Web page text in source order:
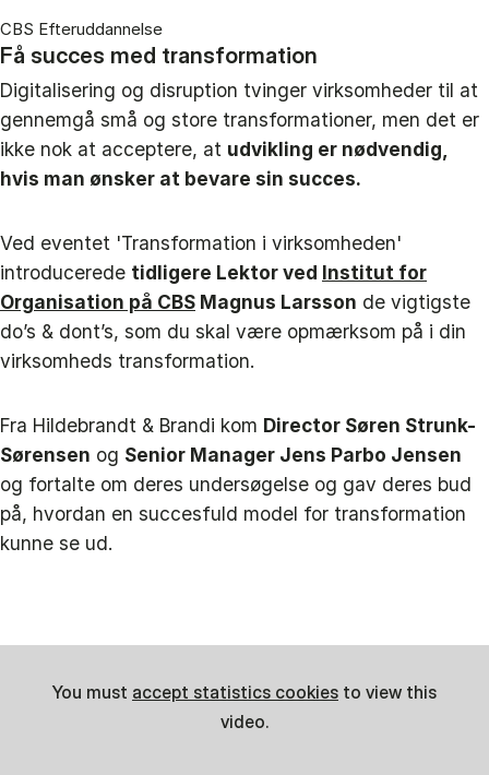
CBS Efteruddannelse
Få succes med transformation
Digitalisering og disruption tvinger virksomheder til at
gennemgå små og store transformationer, men det er
ikke nok at acceptere, at udvikling er nødvendig,
hvis man ønsker at bevare sin succes.
Ved eventet 'Transformation i virksomheden'
introducerede tidligere Lektor ved Institut for
Organisation på CBS Magnus Larsson de vigtigste
do’s & dont’s, som du skal være opmærksom på i din
virksomheds transformation.
Fra Hildebrandt & Brandi kom Director Søren Strunk-
Sørensen og Senior Manager Jens Parbo Jensen
og fortalte om deres undersøgelse og gav deres bud
på, hvordan en succesfuld model for transformation
kunne se ud.
You must accept statistics cookies to view this
video.